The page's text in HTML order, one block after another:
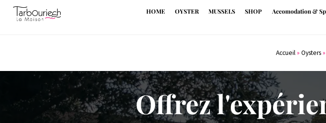
HOME OYSTER MUSSELS SHOP Accomodation &
Accueil» Oysters»
Offrez